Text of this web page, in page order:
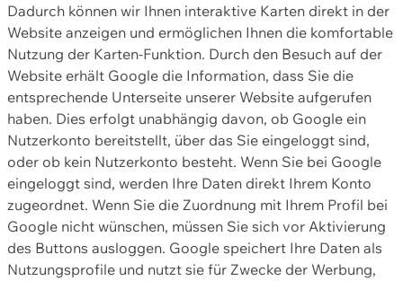
Dadurch können wir Ihnen interaktive Karten direkt in der
Website anzeigen und ermöglichen Ihnen die komfortable
Nutzung der Karten-Funktion. Durch den Besuch auf der
Website erhält Google die Information, dass Sie die
entsprechende Unterseite unserer Website aufgerufen
haben. Dies erfolgt unabhängig davon, ob Google ein
Nutzerkonto bereitstellt, über das Sie eingeloggt sind,
oder ob kein Nutzerkonto besteht. Wenn Sie bei Google
eingeloggt sind, werden Ihre Daten direkt Ihrem Konto
zugeordnet. Wenn Sie die Zuordnung mit Ihrem Profil bei
Google nicht wünschen, müssen Sie sich vor Aktivierung
des Buttons ausloggen. Google speichert Ihre Daten als
Nutzungsprofile und nutzt sie für Zwecke der Werbung,